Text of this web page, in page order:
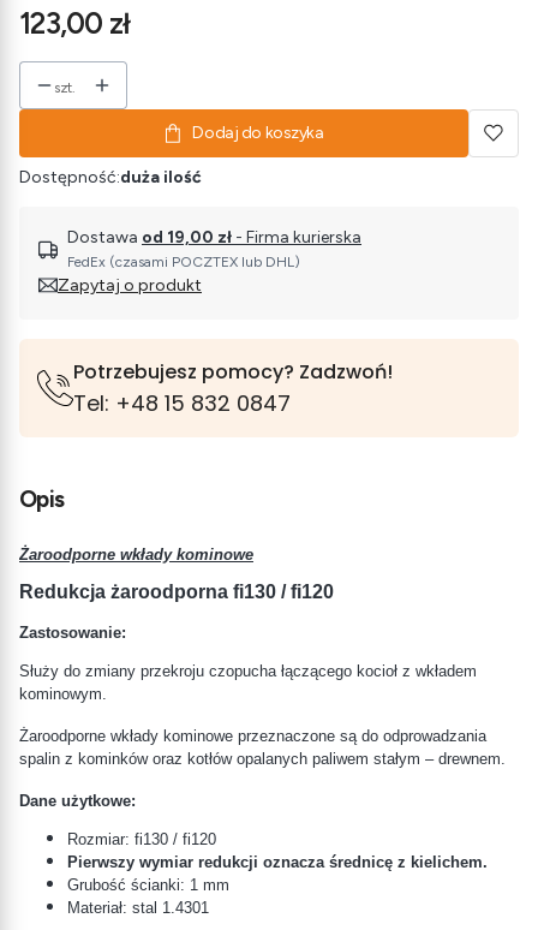
Cena
123,00 zł
szt.
Dodaj do koszyka
Dostępność:duża ilość
Dostawa od 19,00 zł - Firma kurierska
FedEx (czasami POCZTEX lub DHL)
Zapytaj o produkt
Potrzebujesz pomocy? Zadzwoń!
Tel: +48 15 832 0847
Opis
Żaroodporne wkłady kominowe
Redukcja żaroodporna fi130 / fi120
Zastosowanie:
Służy do zmiany przekroju czopucha łączącego kocioł z wkładem
kominowym.
Żaroodporne wkłady kominowe przeznaczone są do odprowadzania
spalin z kominków oraz kotłów opalanych paliwem stałym – drewnem.
Dane użytkowe:
Rozmiar: fi130 / fi120
Pierwszy wymiar redukcji oznacza średnicę z kielichem.
Grubość ścianki: 1 mm
Materiał: stal 1.4301